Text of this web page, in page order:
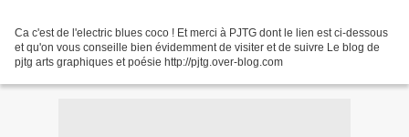
Ca c'est de l'electric blues coco ! Et merci à PJTG dont le lien est ci-dessous
et qu'on vous conseille bien évidemment de visiter et de suivre Le blog de
pjtg arts graphiques et poésie http://pjtg.over-blog.com